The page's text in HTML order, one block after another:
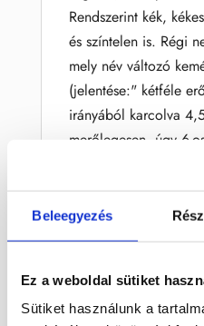
Beleegyezés
Ez a weboldal sütiket
Sütiket használunk a
Rendszerint kék,
és színtelen is. Régi
mely név változó
(jelentése:" kétféle
irányából karcolva
merőlegesen, úgy 6-
metamorfózis során
három f
kettő a sillimanit és
nyomásviszonyait